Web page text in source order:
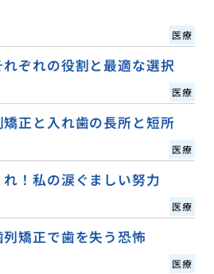
医療
ぞれの役割と最適な選択
医療
正と入れ歯の長所と短所
医療
！私の涙ぐましい努力
医療
矯正で歯を失う恐怖
医療